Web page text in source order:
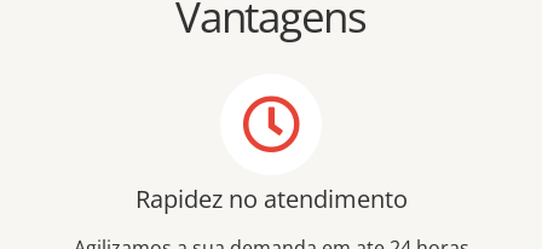
Vantagens
Rapidez no atendimento